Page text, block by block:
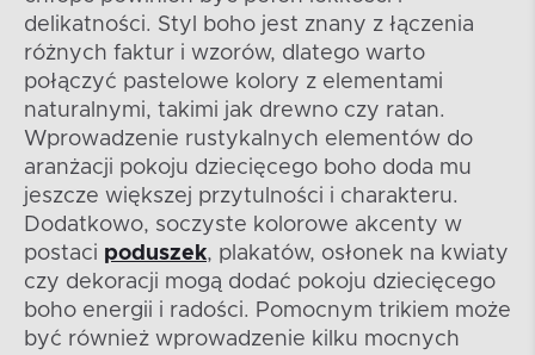
delikatności. Styl boho jest znany z łączenia
różnych faktur i wzorów, dlatego warto
połączyć pastelowe kolory z elementami
naturalnymi, takimi jak drewno czy ratan.
Wprowadzenie rustykalnych elementów do
aranżacji pokoju dziecięcego boho doda mu
jeszcze większej przytulności i charakteru.
Dodatkowo, soczyste kolorowe akcenty w
postaci poduszek, plakatów, osłonek na kwiaty
czy dekoracji mogą dodać pokoju dziecięcego
boho energii i radości. Pomocnym trikiem może
być również wprowadzenie kilku mocnych